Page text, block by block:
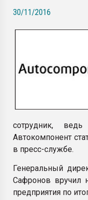
что касается выдува ПЭТ
30/11/2016
сотрудник,
Автокомпонент
в пресс-службе.
Генеральный
Сафронов вручил
предприятия по